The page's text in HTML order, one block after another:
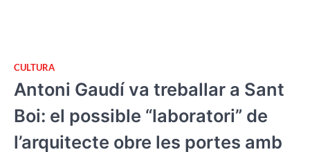
CULTURA
Antoni Gaudí va treballar a Sant
Boi: el possible “laboratori” de
l’arquitecte obre les portes amb